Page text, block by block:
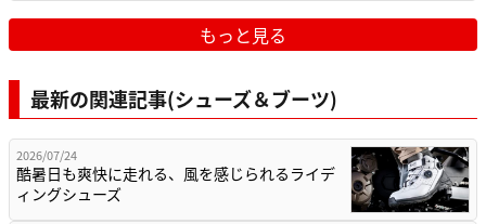
もっと見る
最新の関連記事(シューズ＆ブーツ)
2026/07/24
酷暑日も爽快に走れる、風を感じられるライデ
ィングシューズ